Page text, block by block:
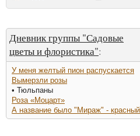
Дневник группы "Садовые
цветы и флористика":
У меня желтый пион распускается
Вымерзли розы
• Тюльпаны
Роза «Моцарт»
А название было "Мираж" -